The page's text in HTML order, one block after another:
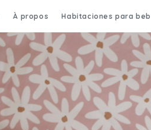
À propos Habitaciones para